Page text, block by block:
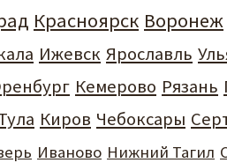
Красноярск Воронеж
Ижевск Ярославль
Кемерово Рязань
Киров Чебоксары
Иваново Нижний Тагил